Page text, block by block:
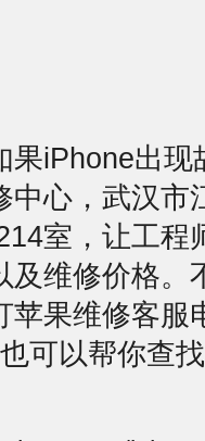
iPhone出现
中心，武汉市
室，让工程
及维修价格。
苹果维修客服
可以帮你查